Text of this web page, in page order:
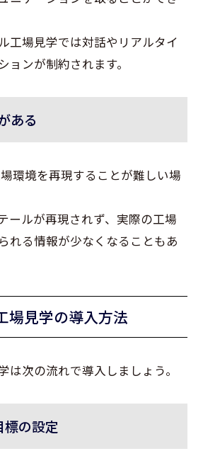
工場見学では対話やリアルタイ
ョンが制約されます。
ある
環境を再現することが難しい場
ールが再現されず、実際の工場
れる情報が少なくなることもあ
場見学の導入方法
は次の流れで導入しましょう。
標の設定